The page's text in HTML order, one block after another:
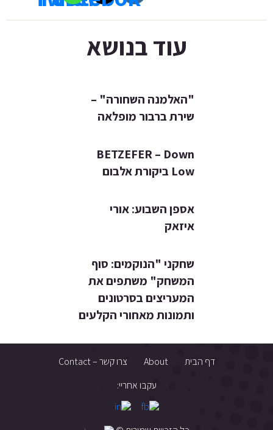
עוד בנושא
"האלמנה השחורה" –
שירת ברבור מופלאה
BETZEFER – Down
Low ביקורת אלבום
אספן השבוע: אורי
איזאק
שחקני "הנוקמים: סוף
המשחק" משתפים את
המעריצים בסרטונים
ותמונות מאחורי הקלעים
דף הבית About
צרו קשר – Contact
עקבו אחריי: